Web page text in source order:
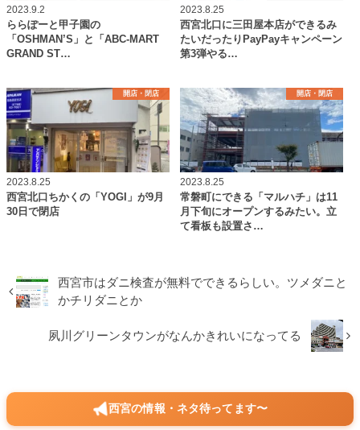
2023.9.2
ららぽーと甲子園の
「OSHMAN’S」と「ABC-MART
GRAND ST…
2023.8.25
西宮北口に三田屋本店ができるみ
たいだったりPayPayキャンペーン
第3弾やる…
開店・閉店
2023.8.25
西宮北口ちかくの「YOGI」が9月
30日で閉店
開店・閉店
2023.8.25
常磐町にできる「マルハチ」は11
月下旬にオープンするみたい。立
て看板も設置さ…
西宮市はダニ検査が無料でできるらしい。ツメダニと
かチリダニとか
夙川グリーンタウンがなんかきれいになってる
西宮の情報・ネタ待ってます〜